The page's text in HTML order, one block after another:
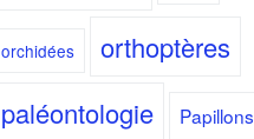
orchidées
orthoptères
paléontologie
Papillons